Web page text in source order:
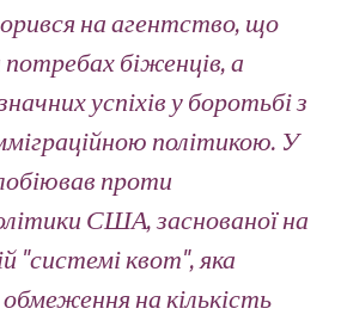
на агентство, що
потребах біженців, а
успіхів у боротьбі з
політикою. У
проти
США, заснованої на
"системі квот", яка
на кількість